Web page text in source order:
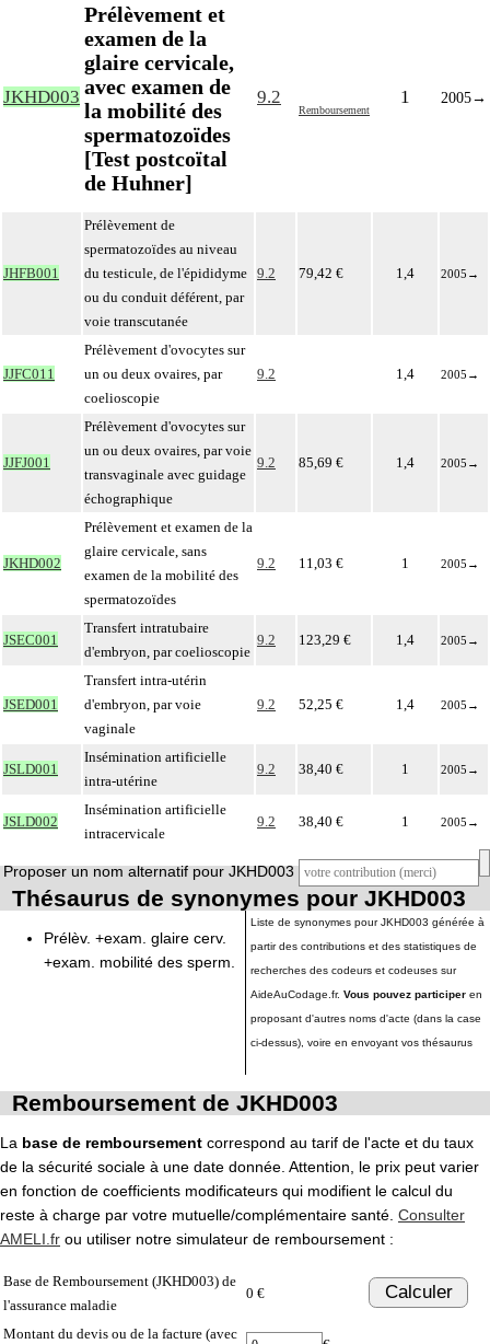
JKHD003
Prélèvement et
examen de la
glaire cervicale,
avec examen de
la mobilité des
spermatozoïdes
[Test postcoïtal
de Huhner]
9.2
Remboursement
1 2005→
JHFB001
Prélèvement de
spermatozoïdes au niveau
du testicule, de l'épididyme
ou du conduit déférent, par
voie transcutanée
9.2 79,42 € 1,4 2005 →
JJFC011
Prélèvement d'ovocytes sur
un ou deux ovaires, par
coelioscopie
9.2 1,4 2005 →
JJFJ001
Prélèvement d'ovocytes sur
un ou deux ovaires, par voie
transvaginale avec guidage
échographique
9.2 85,69 € 1,4 2005 →
JKHD002
Prélèvement et examen de la
glaire cervicale, sans
examen de la mobilité des
spermatozoïdes
9.2 11,03 € 1 2005 →
JSEC001
Transfert intratubaire
d'embryon, par coelioscopie
9.2 123,29 € 1,4 2005 →
JSED001
Transfert intra-utérin
d'embryon, par voie
vaginale
9.2 52,25 € 1,4 2005 →
JSLD001
Insémination artificielle
intra-utérine
9.2 38,40 € 1 2005 →
JSLD002
Insémination artificielle
intracervicale
9.2 38,40 € 1 2005 →
Proposer un nom alternatif pour JKHD003
Thésaurus de synonymes pour JKHD003
Prélèv. +exam. glaire cerv.
+exam. mobilité des sperm.
Liste de synonymes pour JKHD003 générée à
partir des contributions et des statistiques de
recherches des codeurs et codeuses sur
AideAuCodage.fr. Vous pouvez participer en
proposant d'autres noms d'acte (dans la case
ci-dessus), voire en envoyant vos thésaurus
Remboursement de JKHD003
La base de remboursement correspond au tarif de l'acte et du taux
de la sécurité sociale à une date donnée. Attention, le prix peut varier
en fonction de coefficients modificateurs qui modifient le calcul du
reste à charge par votre mutuelle/complémentaire santé. Consulter
AMELI.fr ou utiliser notre simulateur de remboursement :
Base de Remboursement (JKHD003) de
l'assurance maladie
0 € Calculer
Montant du devis ou de la facture (avec